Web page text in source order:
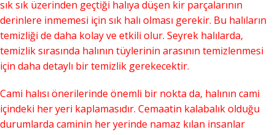
sık sık üzerinden geçtiği halıya düşen kir parçalarının
derinlere inmemesi için sık halı olması gerekir. Bu halıların
temizliği de daha kolay ve etkili olur. Seyrek halılarda,
temizlik sırasında halının tüylerinin arasının temizlenmesi
için daha detaylı bir temizlik gerekecektir.
Cami halısı önerilerinde önemli bir nokta da, halının cami
içindeki her yeri kaplamasıdır. Cemaatin kalabalık olduğu
durumlarda caminin her yerinde namaz kılan insanlar